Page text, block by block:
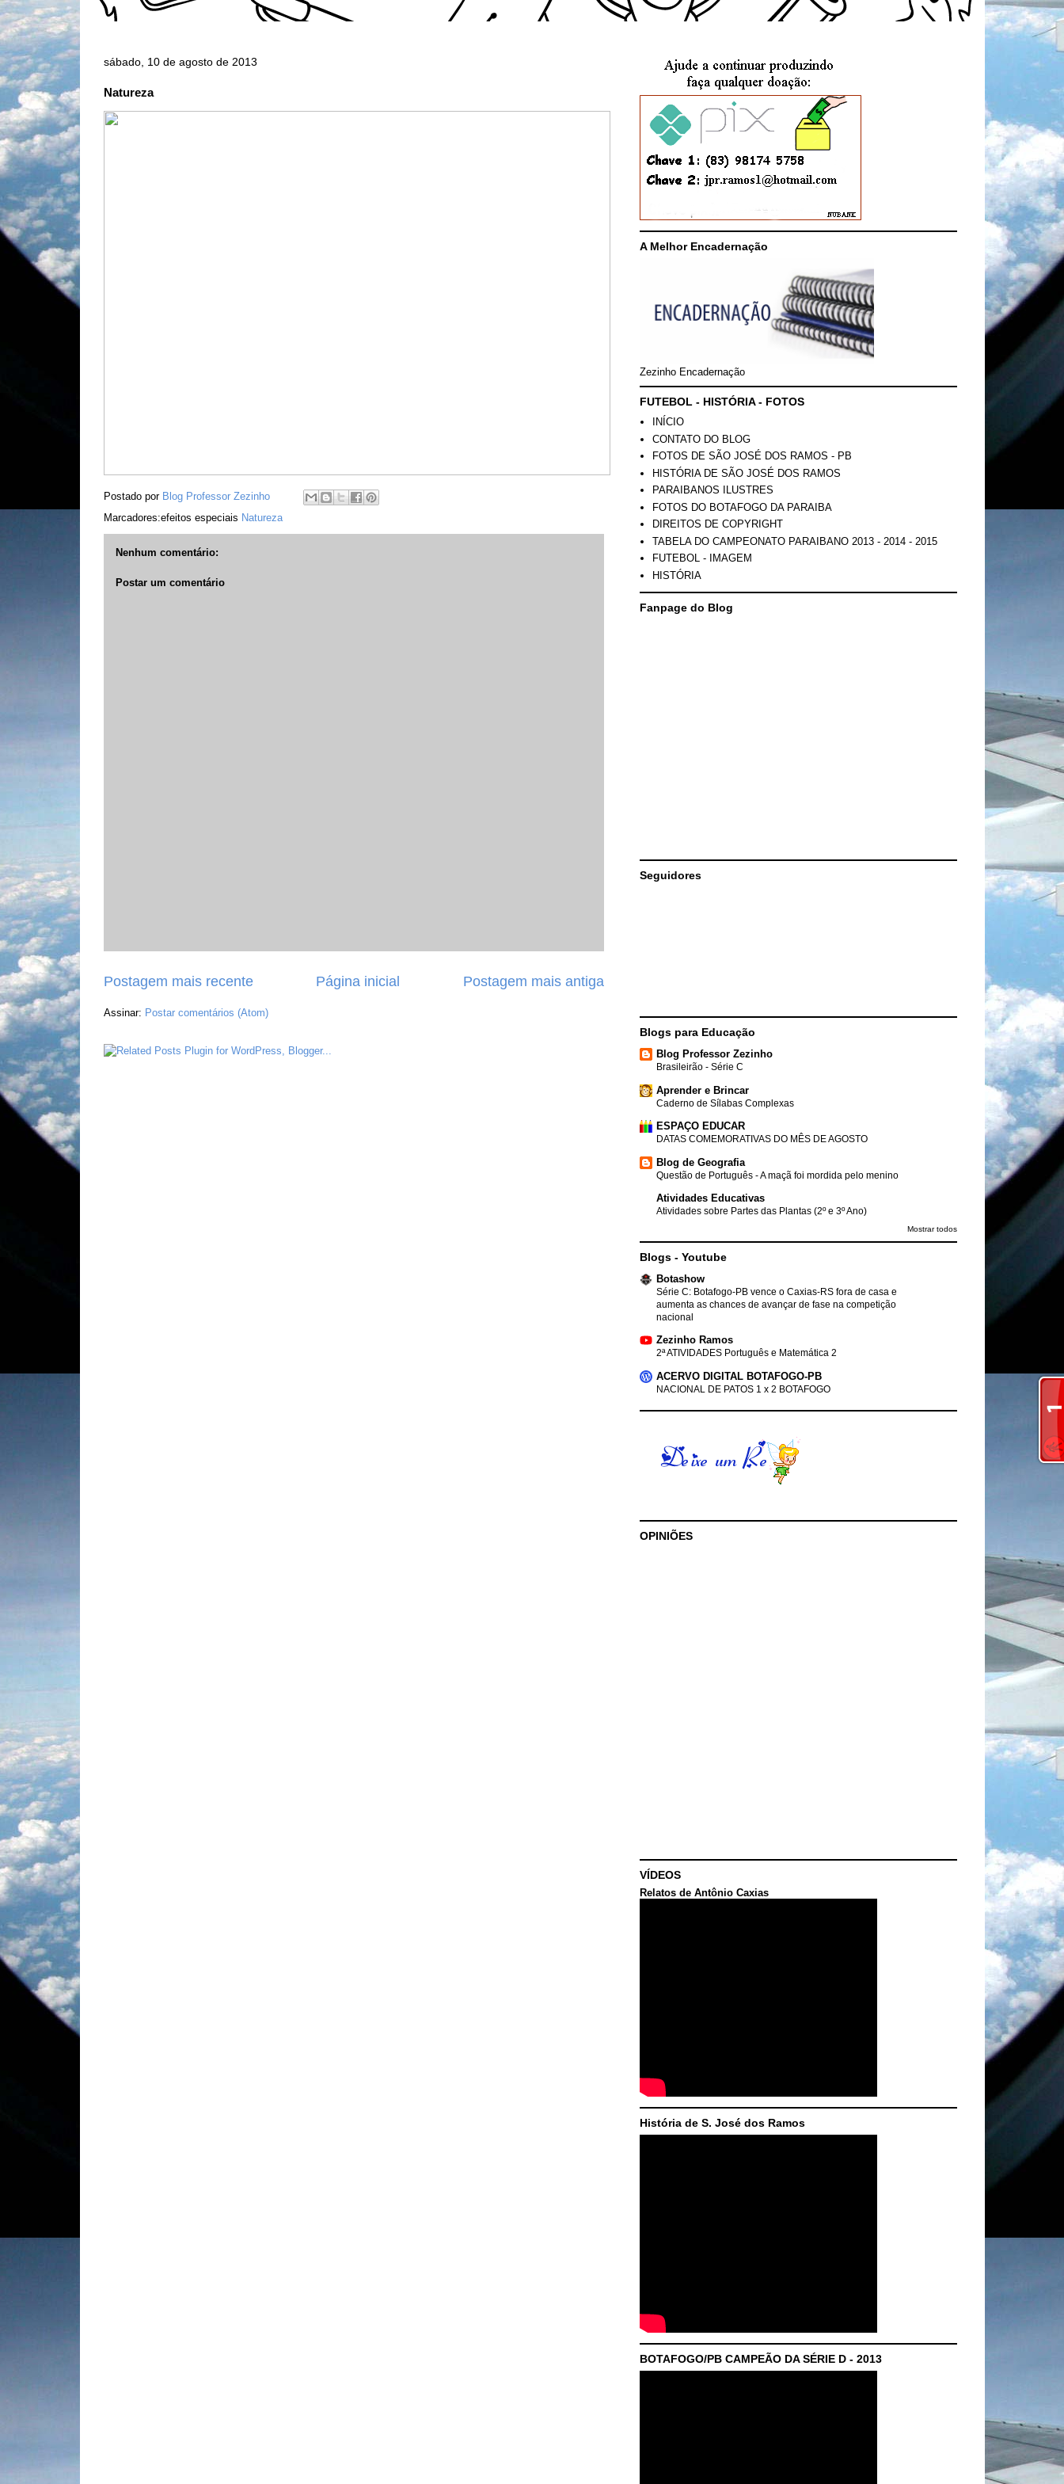
sábado, 10 de agosto de 2013
Natureza
Postado por Blog Professor Zezinho
Marcadores:efeitos especiais Natureza
Nenhum comentário:
Postar um comentário
Postagem mais recente Postagem mais antiga
Página inicial
Assinar: Postar comentários (Atom)
A Melhor Encadernação
Zezinho Encadernação
FUTEBOL - HISTÓRIA - FOTOS
INÍCIO
CONTATO DO BLOG
FOTOS DE SÃO JOSÉ DOS RAMOS - PB
HISTÓRIA DE SÃO JOSÉ DOS RAMOS
PARAIBANOS ILUSTRES
FOTOS DO BOTAFOGO DA PARAIBA
DIREITOS DE COPYRIGHT
TABELA DO CAMPEONATO PARAIBANO 2013 - 2014 - 2015
FUTEBOL - IMAGEM
HISTÓRIA
Fanpage do Blog
Seguidores
Blogs para Educação
Blog Professor Zezinho
Brasileirão - Série C
Aprender e Brincar
Caderno de Sílabas Complexas
ESPAÇO EDUCAR
DATAS COMEMORATIVAS DO MÊS DE AGOSTO
Blog de Geografia
Questão de Português - A maçã foi mordida pelo menino
Atividades Educativas
Atividades sobre Partes das Plantas (2º e 3º Ano)
Mostrar todos
Blogs - Youtube
Botashow
Série C: Botafogo-PB vence o Caxias-RS fora de casa e
aumenta as chances de avançar de fase na competição
nacional
Zezinho Ramos
2ª ATIVIDADES Português e Matemática 2
ACERVO DIGITAL BOTAFOGO-PB
NACIONAL DE PATOS 1 x 2 BOTAFOGO
OPINIÕES
VÍDEOS
Relatos de Antônio Caxias
História de S. José dos Ramos
BOTAFOGO/PB CAMPEÃO DA SÉRIE D - 2013